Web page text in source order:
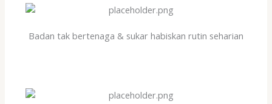
Badan tak bertenaga & sukar habiskan rutin seharian